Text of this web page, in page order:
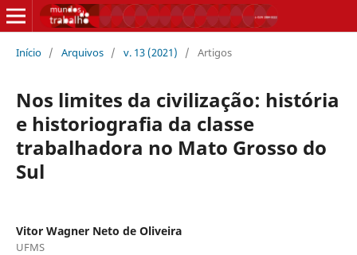
Início / Arquivos / v. 13 (2021) / Artigos
Nos limites da civilização: história
e historiografia da classe
trabalhadora no Mato Grosso do
Sul
Vitor Wagner Neto de Oliveira
UFMS